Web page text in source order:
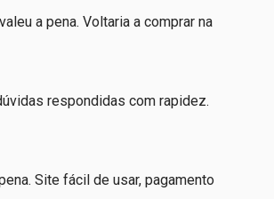
a pena. Voltaria a comprar na
respondidas com rapidez.
Site fácil de usar, pagamento